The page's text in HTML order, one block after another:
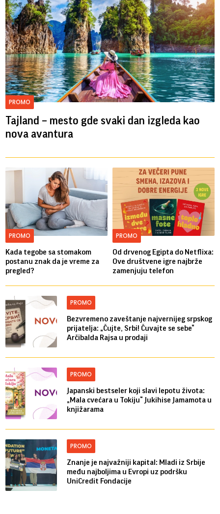
PROMO
Tajland – mesto gde svaki dan izgleda kao
nova avantura
PROMO
Kada tegobe sa stomakom
postanu znak da je vreme za
pregled?
PROMO
Od drvenog Egipta do Netflixa:
Ove društvene igre najbrže
zamenjuju telefon
PROMO
Bezvremeno zaveštanje najvernijeg srpskog
prijatelja: „Čujte, Srbi! Čuvajte se sebe“
Arčibalda Rajsa u prodaji
PROMO
Japanski bestseler koji slavi lepotu života:
„Mala cvećara u Tokiju“ Jukihise Jamamota u
knjižarama
PROMO
Znanje je najvažniji kapital: Mladi iz Srbije
među najboljima u Evropi uz podršku
UniCredit Fondacije